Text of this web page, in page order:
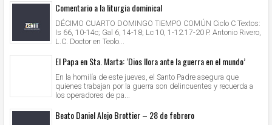
Comentario a la liturgia dominical
DÉCIMO CUARTO DOMINGO TIEMPO COMÚN Ciclo C Textos:
Is 66, 10-14c; Gal 6, 14-18; Lc 10, 1-12.17-20 P. Antonio Rivero,
L.C. Doctor en Teolo...
El Papa en Sta. Marta: ‘Dios llora ante la guerra en el mundo’
En la homilía de este jueves, el Santo Padre asegura que
quienes trabajan por la guerra son delincuentes y recuerda a
los operadores de pa...
Beato Daniel Alejo Brottier – 28 de febrero